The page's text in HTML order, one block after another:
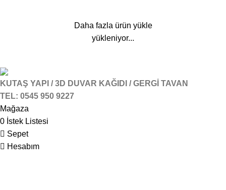
Daha fazla ürün yükle
yükleniyor...
KUTAŞ YAPI / 3D DUVAR KAĞIDI / GERGİ TAVAN
TEL: 0545 950 9227
Mağaza
0 İstek Listesi
Sepet
Hesabım